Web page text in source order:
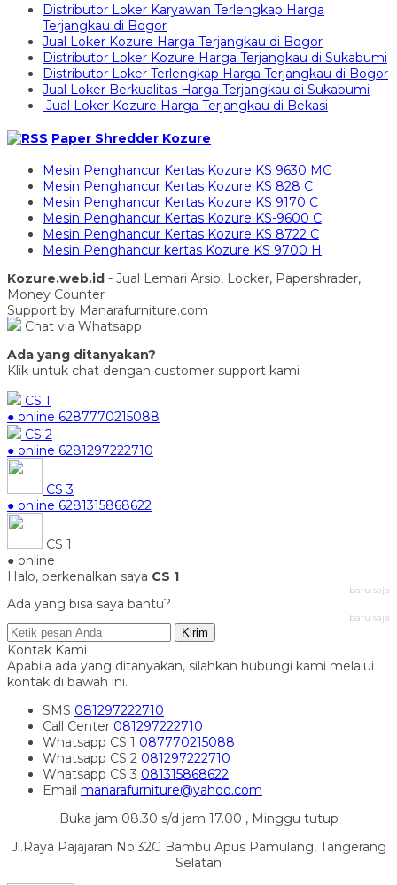
Distributor Loker Karyawan Terlengkap Harga
Terjangkau di Bogor
Jual Loker Kozure Harga Terjangkau di Bogor
Distributor Loker Kozure Harga Terjangkau di Sukabumi
Distributor Loker Terlengkap Harga Terjangkau di Bogor
Jual Loker Berkualitas Harga Terjangkau di Sukabumi
Jual Loker Kozure Harga Terjangkau di Bekasi
Paper Shredder Kozure
Mesin Penghancur Kertas Kozure KS 9630 MC
Mesin Penghancur Kertas Kozure KS 828 C
Mesin Penghancur Kertas Kozure KS 9170 C
Mesin Penghancur Kertas Kozure KS-9600 C
Mesin Penghancur Kertas Kozure KS 8722 C
Mesin Penghancur kertas Kozure KS 9700 H
Kozure.web.id - Jual Lemari Arsip, Locker, Papershrader,
Money Counter
Support by Manarafurniture.com
Chat via Whatsapp
Ada yang ditanyakan?
Klik untuk chat dengan customer support kami
CS 1
● online 6287770215088
CS 2
● online 6281297222710
CS 3
● online 6281315868622
CS 1
● online
Halo, perkenalkan saya CS 1
baru saja
Ada yang bisa saya bantu?
baru saja
Kirim
Kontak Kami
Apabila ada yang ditanyakan, silahkan hubungi kami melalui
kontak di bawah ini.
SMS 081297222710
Call Center 081297222710
Whatsapp CS 1 087770215088
Whatsapp CS 2 081297222710
Whatsapp CS 3 081315868622
Email manarafurniture@yahoo.com
Buka jam 08.30 s/d jam 17.00 , Minggu tutup
Jl.Raya Pajajaran No.32G Bambu Apus Pamulang, Tangerang
Selatan